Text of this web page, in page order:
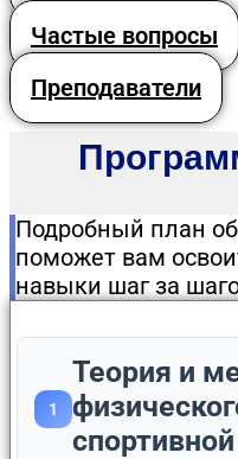
Частые вопросы
Преподаватели
Подробный план
поможет вам
навыки шаг за
1
Теория и